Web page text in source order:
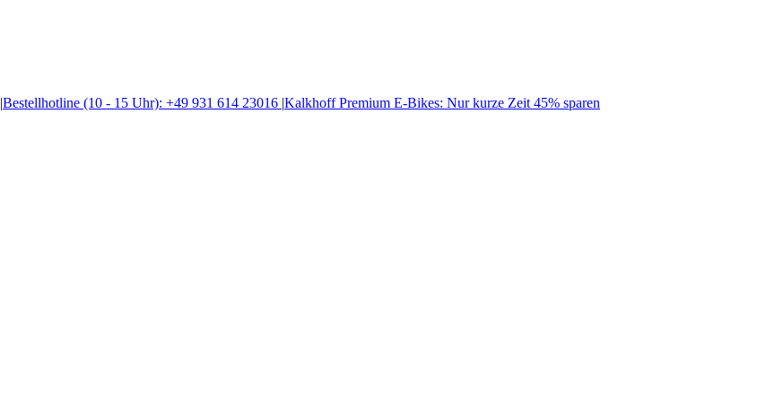
|Bestellhotline (10 - 15 Uhr): +49 931 614 23016 |Kalkhoff Premium E-Bikes: Nur kurze Zeit 45% sparen